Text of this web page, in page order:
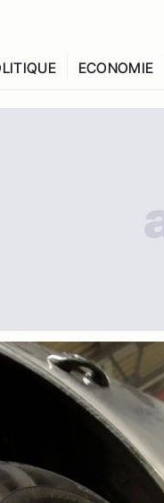
ECONOMIE